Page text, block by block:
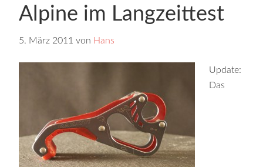
Alpine im Langzeittest
5. März 2011 von Hans
Update:
Das